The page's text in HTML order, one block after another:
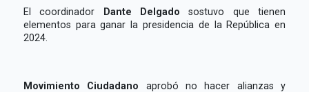
El coordinador Dante Delgado sostuvo que tienen
elementos para ganar la presidencia de la República en
2024.
Movimiento Ciudadano aprobó no hacer alianzas y